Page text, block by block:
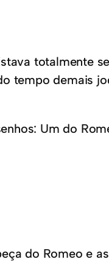
totalmente
demais
Um do
do Romeo e